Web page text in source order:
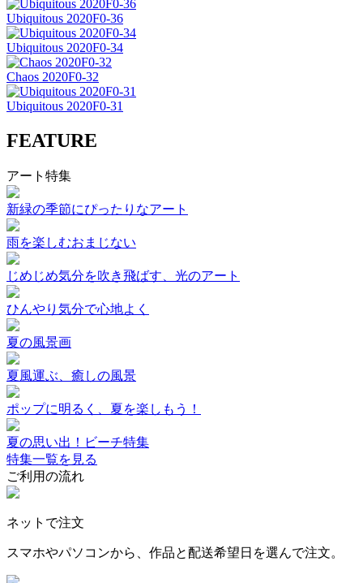
Ubiquitous 2020F0-36
Ubiquitous 2020F0-34
Chaos 2020F0-32
Ubiquitous 2020F0-31
FEATURE
アート特集
新緑の季節にぴったりなアート
雨を楽しむおまじない
じめじめ気分を吹き飛ばす、光のアート
ひんやり気分で心地よく
夏の風景画
夏風運ぶ、癒しの風景
ポップに明るく、夏を楽しもう！
夏の思い出！ビーチ特集
特集一覧を見る
ご利用の流れ
ネットで注文
スマホやパソコンから、作品と配送希望日を選んで注文。